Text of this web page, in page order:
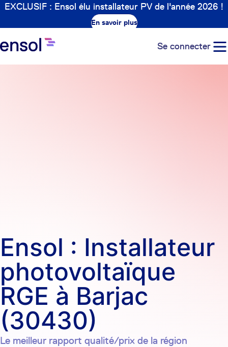
EXCLUSIF : Ensol élu installateur PV de l'année 2026 !
En savoir plus
Se connecter
Ensol : Installateur
photovoltaïque
RGE à Barjac
(30430)
Le meilleur rapport qualité/prix de la région